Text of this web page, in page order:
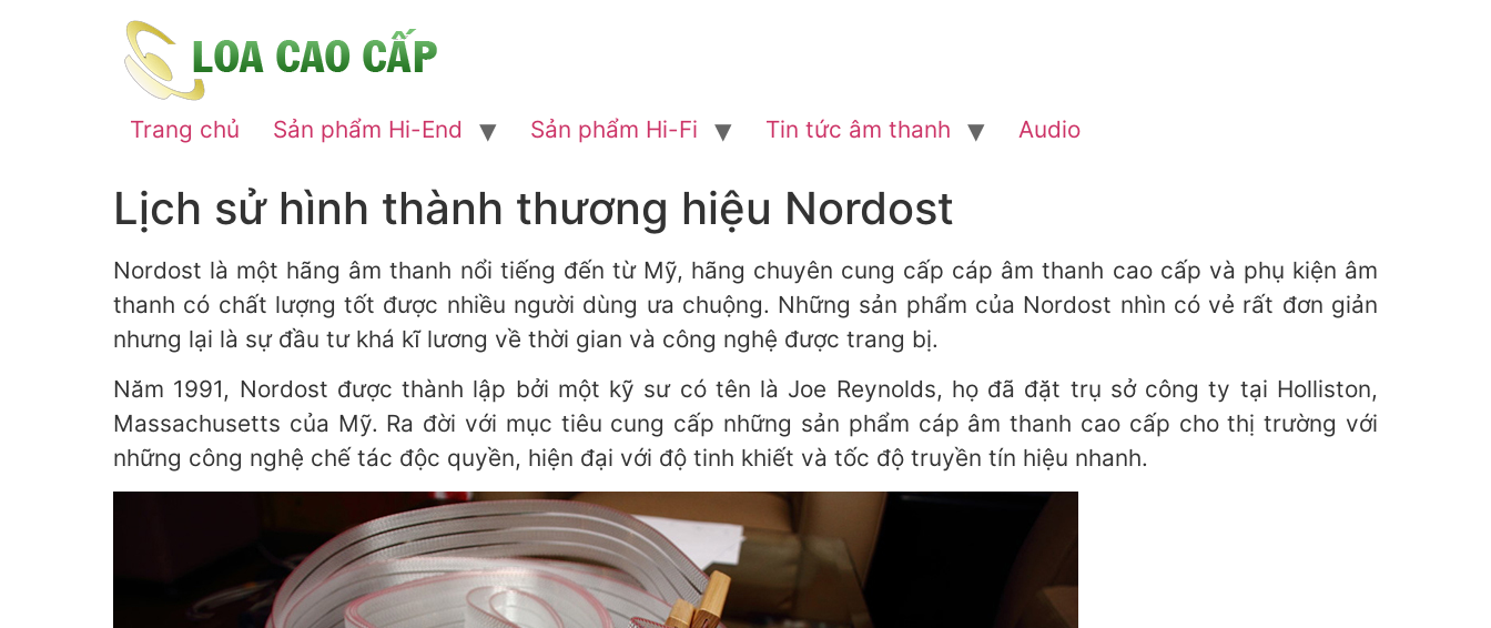
Trang chủ Sản phẩm Hi-End Sản phẩm Hi-Fi Tin tức âm thanh Audio
Lịch sử hình thành thương hiệu Nordost
Nordost là một hãng âm thanh nổi tiếng đến từ Mỹ, hãng chuyên cung cấp cáp âm thanh cao cấp và phụ kiện âm
thanh có chất lượng tốt được nhiều người dùng ưa chuộng. Những sản phẩm của Nordost nhìn có vẻ rất đơn giản
nhưng lại là sự đầu tư khá kĩ lương về thời gian và công nghệ được trang bị.
Năm 1991, Nordost được thành lập bởi một kỹ sư có tên là Joe Reynolds, họ đã đặt trụ sở công ty tại Holliston,
Massachusetts của Mỹ. Ra đời với mục tiêu cung cấp những sản phẩm cáp âm thanh cao cấp cho thị trường với
những công nghệ chế tác độc quyền, hiện đại với độ tinh khiết và tốc độ truyền tín hiệu nhanh.